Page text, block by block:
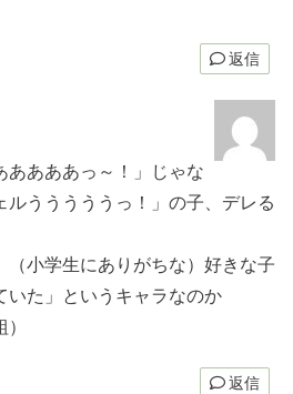
返信
ああああっ～！」じゃな
ルうううううっ！」の子、デレる
（小学生にありがちな）好きな子
いた」というキャラなのか
返信